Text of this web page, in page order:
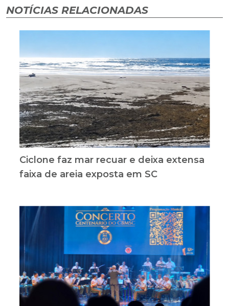
NOTÍCIAS RELACIONADAS
Ciclone faz mar recuar e deixa extensa
faixa de areia exposta em SC